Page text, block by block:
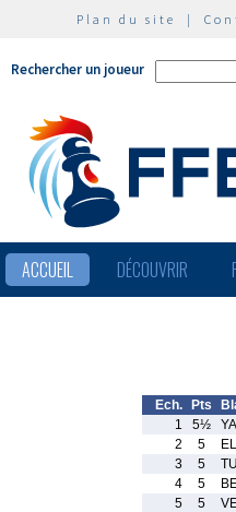
Plan du site |
Rechercher un joueur
ACCUEIL DÉCOUVRIR
Ech. Pts
1
5½
2
5
3
5
4
5
5
5